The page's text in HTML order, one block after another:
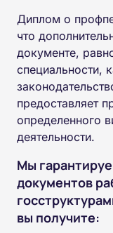
Диплом о
что
документе,
специальности,
предоставляет
определенного
деятельности.
Мы
документов
вы получите: